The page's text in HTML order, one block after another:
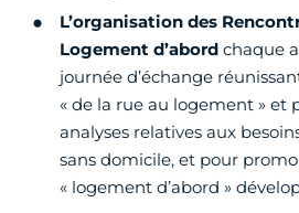
L’organisation des
Logement d’abord chaque
journée d’échange
« de la rue au logement » et
analyses relatives aux
sans domicile, et pour
« logement d’abord »